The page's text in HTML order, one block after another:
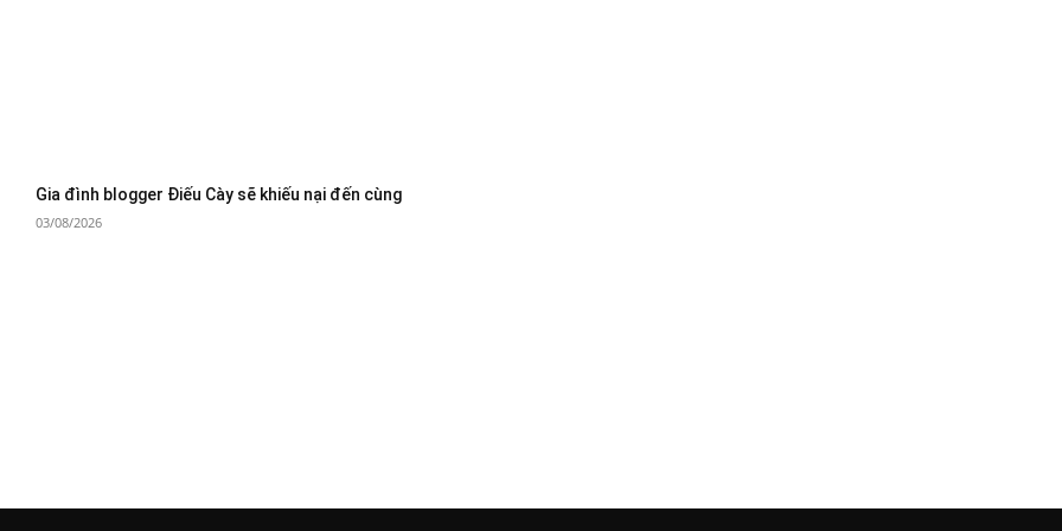
Gia đình blogger Điếu Cày sẽ khiếu nại đến cùng
03/08/2026